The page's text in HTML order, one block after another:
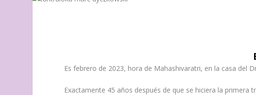
Es febrero de 2023, hora de Mahashivaratri, en la casa del
Exactamente 45 años después de que se hiciera la